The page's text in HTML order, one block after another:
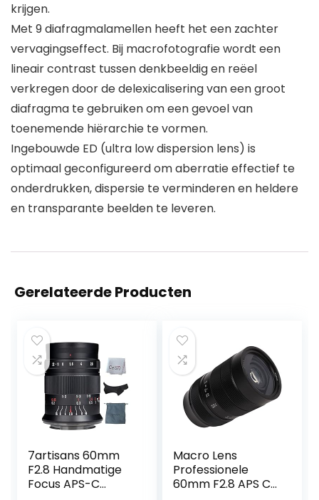
krijgen.
Met 9 diafragmalamellen heeft het een zachter
vervagingseffect. Bij macrofotografie wordt een
lineair contrast tussen denkbeeldig en reëel
verkregen door de delexicalisering van een groot
diafragma te gebruiken om een ​​gevoel van
toenemende hiërarchie te vormen.
Ingebouwde ED (ultra low dispersion lens) is
optimaal geconfigureerd om aberratie effectief te
onderdrukken, dispersie te verminderen en heldere
en transparante beelden te leveren.
Gerelateerde Producten
7artisans 60mm
F2.8 Handmatige
Focus APS-C
Macro Lens
Professionele
60mm F2.8 APS C